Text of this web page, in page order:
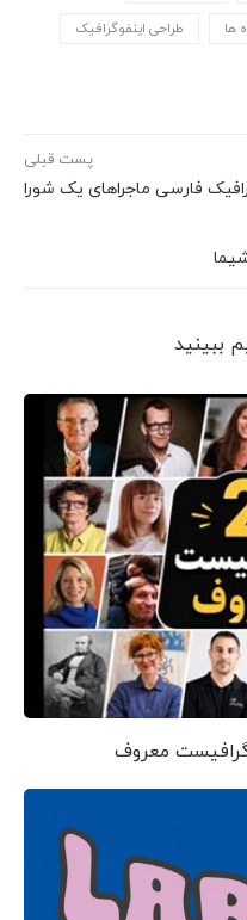
ها طراحی اینفوگرافیک
پست قبلی
فارسی ماجراهای یک شورا